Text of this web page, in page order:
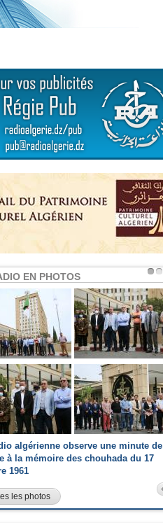
EN PHOTOS
algérienne observe une minute de
à la mémoire des chouhada du 17
1961
les photos